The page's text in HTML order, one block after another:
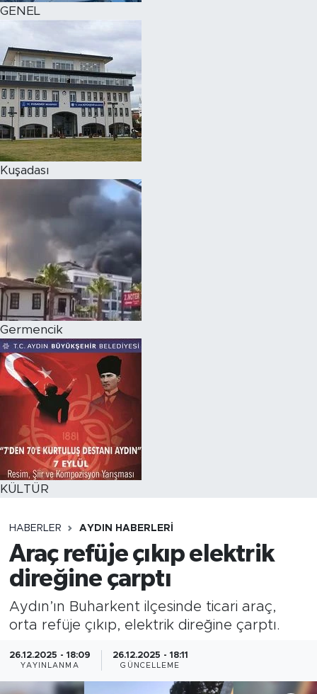
GENEL
Kuşadası
Germencik
KÜLTÜR
HABERLER AYDIN HABERLERI
Araç refüje çıkıp elektrik
direğine çarptı
Aydın’ın Buharkent ilçesinde ticari araç,
orta refüje çıkıp, elektrik direğine çarptı.
26.12.2025 - 18:09
YAYINLANMA
26.12.2025 - 18:11
GÜNCELLEME